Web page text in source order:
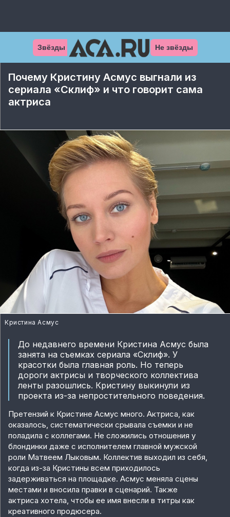
Звёзды Не звёзды
Почему Кристину Асмус выгнали из
сериала «Склиф» и что говорит сама
актриса
Кристина Асмус
До недавнего времени Кристина Асмус была
занята на съемках сериала «Склиф». У
красотки была главная роль. Но теперь
дороги актрисы и творческого коллектива
ленты разошлись. Кристину выкинули из
проекта из-за непростительного поведения.
Претензий к Кристине Асмус много. Актриса, как
оказалось, систематически срывала съемки и не
поладила с коллегами. Не сложились отношения у
блондинки даже с исполнителем главной мужской
роли Матвеем Лыковым. Коллектив выходил из себя,
когда из-за Кристины всем приходилось
задерживаться на площадке. Асмус меняла сцены
местами и вносила правки в сценарий. Также
актриса хотела, чтобы ее имя внесли в титры как
креативного продюсера.